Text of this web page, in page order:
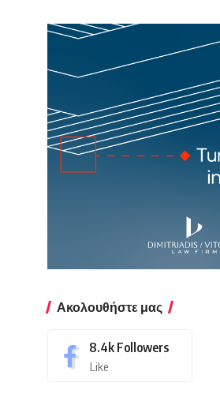
Ακολουθήστε μας
8.4k Followers
Like